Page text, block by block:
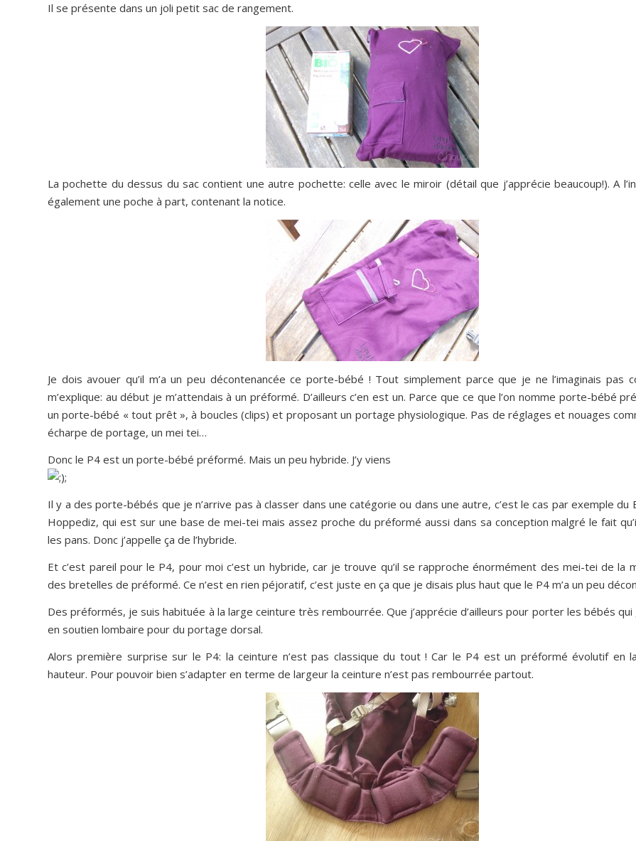
Il se présente dans un joli petit sac de rangement.
La pochette du dessus du sac contient une autre pochette: celle avec le miroir (détail que j’apprécie beaucoup!). A
également une poche à part, contenant la notice.
Je dois avouer qu’il m’a un peu décontenancée ce porte-bébé ! Tout simplement parce que je ne l’imaginais pas
m’explique: au début je m’attendais à un préformé. D’ailleurs c’en est un. Parce que ce que l’on nomme porte-bébé
un porte-bébé « tout prêt », à boucles (clips) et proposant un portage physiologique. Pas de réglages et nouages
écharpe de portage, un mei tei…
Donc le P4 est un porte-bébé préformé. Mais un peu hybride. J’y viens
Il y a des porte-bébés que je n’arrive pas à classer dans une catégorie ou dans une autre, c’est le cas par exemple du
Hoppediz, qui est sur une base de mei-tei mais assez proche du préformé aussi dans sa conception malgré le fait
les pans. Donc j’appelle ça de l’hybride.
Et c’est pareil pour le P4, pour moi c’est un hybride, car je trouve qu’il se rapproche énormément des mei-tei de la
des bretelles de préformé. Ce n’est en rien péjoratif, c’est juste en ça que je disais plus haut que le P4 m’a un peu
Des préformés, je suis habituée à la large ceinture très rembourrée. Que j’apprécie d’ailleurs pour porter les bébés
en soutien lombaire pour du portage dorsal.
Alors première surprise sur le P4: la ceinture n’est pas classique du tout ! Car le P4 est un préformé évolutif en
hauteur. Pour pouvoir bien s’adapter en terme de largeur la ceinture n’est pas rembourrée partout.